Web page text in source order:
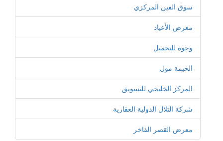
سوق الفين المركزي
معرض الأعياد
وجوه للتجميل
الخيمة مول
المركز الخليجي للتسويق
شركة التلال الدولية العقارية
معرض القصر الفاخر